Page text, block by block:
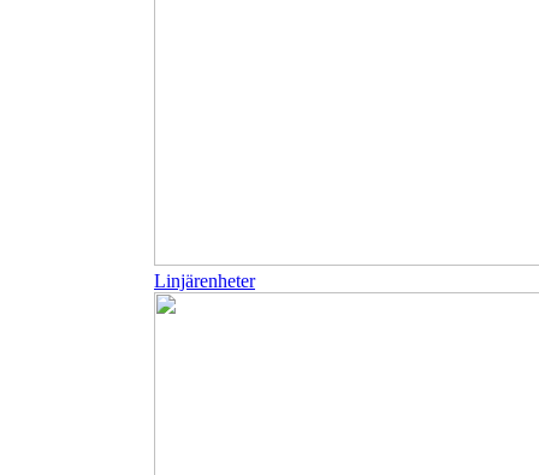
Linjärenheter